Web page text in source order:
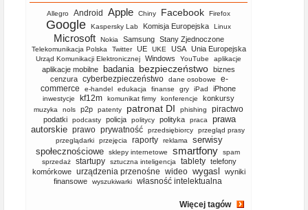
Allegro Android Apple Chiny Facebook Firefox
Google Kaspersky Lab Komisja Europejska Linux
Microsoft Nokia Samsung Stany Zjednoczone
Telekomunikacja Polska Twitter UE UKE USA Unia Europejska
Urząd Komunikacji Elektronicznej Windows YouTube aplikacje
aplikacje mobilne badania bezpieczeństwo biznes
cenzura cyberbezpieczeństwo dane osobowe
e-
commerce
e-handel edukacja finanse gry iPad iPhone
inwestycje kf12m komunikat firmy konferencje konkursy
muzyka nols p2p patenty patronat DI phishing piractwo
podatki podcasty policja politycy polityka praca
prawa
autorskie prawo prywatność przedsiębiorcy
przegląd prasy
przeglądarki
przejęcia raporty reklama
serwisy
społecznościowe
sklepy internetowe smartfony
spam
sprzedaż
startupy sztuczna inteligencja tablety telefony
komórkowe
urządzenia przenośne wideo wygasl
wyniki
finansowe
wyszukiwarki własność intelektualna
Więcej tagów